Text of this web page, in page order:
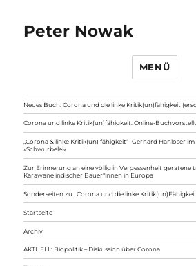
Peter Nowak
MENÜ
Neues Buch: Corona und die linke Kritik(un)fähigkeit
Corona und linke Kritik(un)fähigkeit. Online-
„Corona & linke Kritik(un) fähigkeit“- Gerhard Hanloser
»Schwurbelei«
Zur Erinnerung an eine völlig in Vergessenheit geratene
Karawane indischer Bauer*innen in Europa
Sonderseiten zu…Corona und die linke
Startseite
Archiv
AKTUELL: Biopolitik – Diskussion über Corona